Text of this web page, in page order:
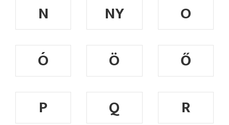
N
NY
O
Ó
Ö
Ő
P
Q
R